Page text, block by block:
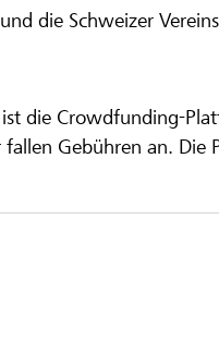
die Schweizer
die Crowdfunding-
Gebühren an.